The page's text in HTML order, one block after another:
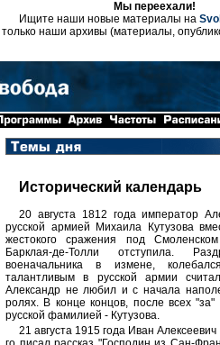
Мы переехали!
Ищите наши новые материалы на
только наши архивы (материалы,
Исторический календарь
20 августа 1812 года император
русской армией Михаила Кутузова
жестокого сражения под
Барклая-де-Толли отступила.
военачальника в измене,
талантливым в русской армии
Александр не любил и с начала
ролях. В конце концов, после всех
русской фамилией - Кутузова.
21 августа 1915 года Иван